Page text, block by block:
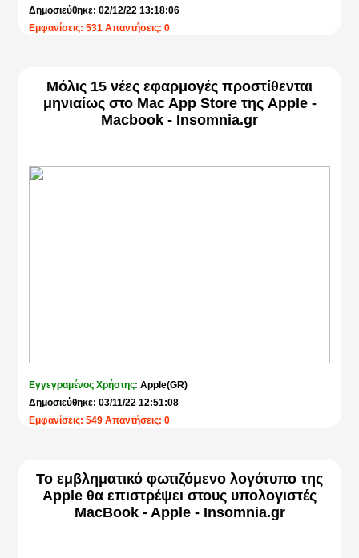
Δημοσιεύθηκε: 02/12/22 13:18:06
Εμφανίσεις: 531 Απαντήσεις: 0
Μόλις 15 νέες εφαρμογές προστίθενται
μηνιαίως στο Mac App Store της Apple -
Macbook - Insomnia.gr
Εγγεγραμένος Χρήστης:Apple(GR)
Δημοσιεύθηκε: 03/11/22 12:51:08
Εμφανίσεις: 549 Απαντήσεις: 0
Το εμβληματικό φωτιζόμενο λογότυπο της
Apple θα επιστρέψει στους υπολογιστές
MacBook - Apple - Insomnia.gr